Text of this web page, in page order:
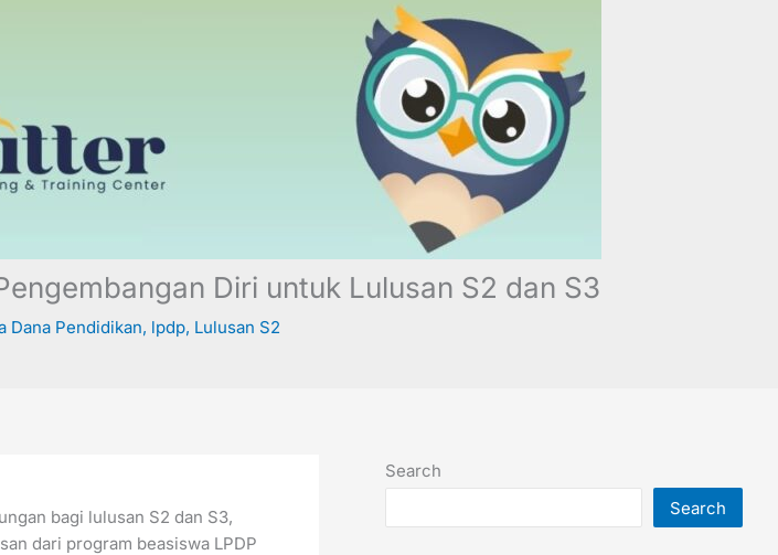
Diri untuk Lulusan S2 dan S3
Dana Pendidikan, lpdp, Lulusan S2
bagi lulusan S2 dan S3,
dari program beasiswa LPDP
Search
Search